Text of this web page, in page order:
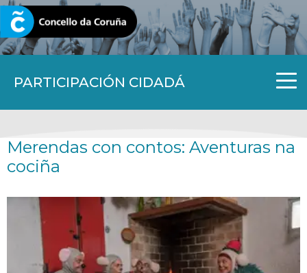
PARTICIPACIÓN CIDADÁ
CORUNA.GAL
Merendas con contos: Aventuras na
cociña